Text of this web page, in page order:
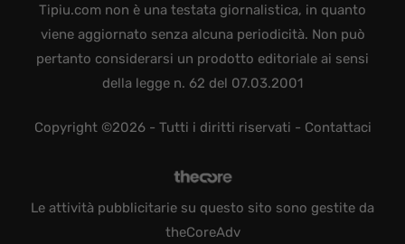
Tipiu.com non è una testata giornalistica, in quanto
viene aggiornato senza alcuna periodicità. Non può
pertanto considerarsi un prodotto editoriale ai sensi
della legge n. 62 del 07.03.2001
Copyright ©2026 - Tutti i diritti riservati - Contattaci
Le attività pubblicitarie su questo sito sono gestite da
theCoreAdv